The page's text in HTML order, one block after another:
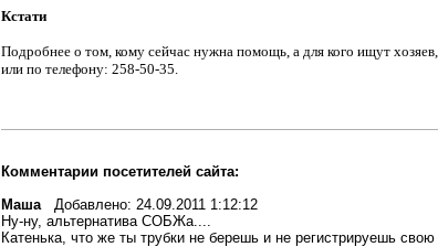
Кстати
Подробнее о том, кому сейчас нужна помощь, а для кого ищут
или по телефону: 258-50-35.
Комментарии посетителей сайта:
МашаДобавлено: 24.09.2011 1:12:12
Ну-ну, альтернатива СОБЖа....
Катенька, что же ты трубки не берешь и не регистрируешь